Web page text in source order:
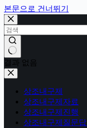
본문으로 건너뛰기
결과 없음
상조내구제
상조내구제자료
상조내구제진행
상조내구제질문답